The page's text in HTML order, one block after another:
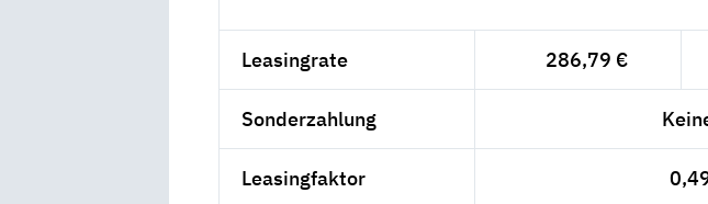
Leasingrate 286,79 €
Sonderzahlung
Leasingfaktor